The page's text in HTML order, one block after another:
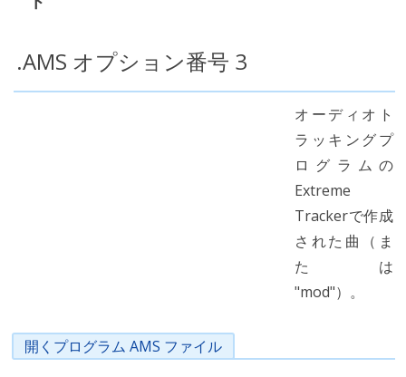
.AMS オプション番号 3
オーディオト
ラッキングプ
ログラムの
Extreme
Trackerで作成
された曲（ま
たは
"mod"）。
開くプログラム AMS ファイル